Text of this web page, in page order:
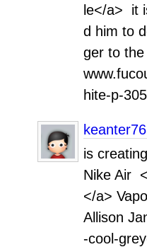
le</a> it
d him to
ger to
hite-p-
is
Nike Air
</a>
Allison
-cool-